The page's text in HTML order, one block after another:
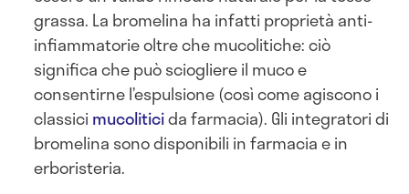
grassa. La bromelina ha infatti proprietà anti-
infiammatorie oltre che mucolitiche: ciò
significa che può sciogliere il muco e
consentirne l’espulsione (così come agiscono i
classici mucoliticida farmacia). Gli integratori di
bromelina sono disponibili in farmacia e in
erboristeria.